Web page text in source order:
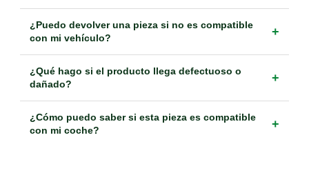
¿Puedo devolver una pieza si no es compatible
con mi vehículo?
+
¿Qué hago si el producto llega defectuoso o
dañado?
+
¿Cómo puedo saber si esta pieza es compatible
con mi coche?
+